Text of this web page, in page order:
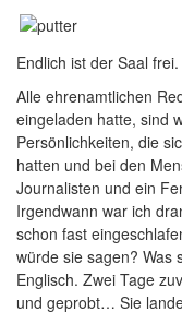
Endlich ist der Saal frei.
Alle ehrenamtlichen
eingeladen hatte, sind
Persönlichkeiten, die
hatten und bei den
Journalisten und ein
Irgendwann war ich
schon fast
würde sie sagen? Was
Englisch. Zwei Tage
und geprobt… Sie